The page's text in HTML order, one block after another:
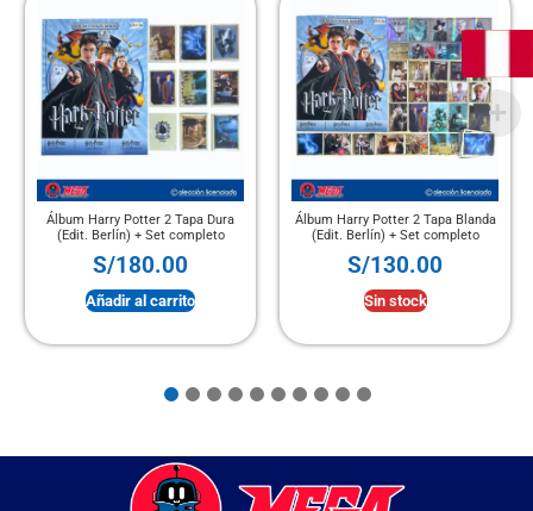
Álbum Harry Potter 2 Tapa Dura
(Edit. Berlín) + Set completo
S/180.00
Añadir al carrito
Álbum Harry Potter 2 Tapa Blanda
(Edit. Berlín) + Set completo
S/130.00
Sin stock